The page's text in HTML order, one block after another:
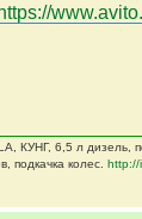
https://
КУНГ, 6,5 л дизель,
подкачка колес. http://